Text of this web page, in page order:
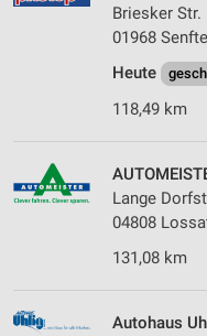
Briesker Str.
01968
Heute
118,49 km
Lange
04808
131,08 km
Autohaus